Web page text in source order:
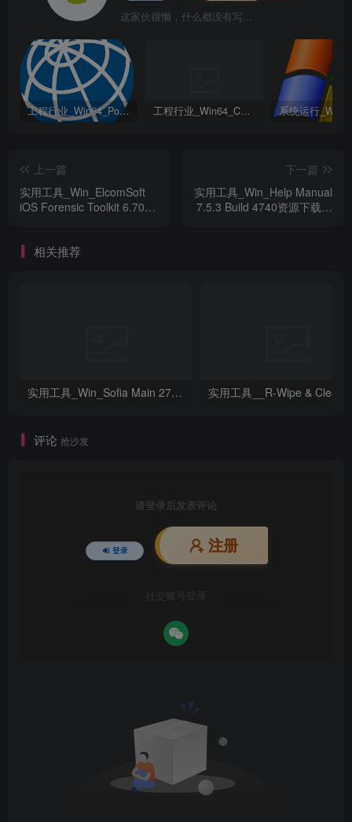
这家伙很懒，什么都没有写...
工程行业_Win64_PointWise 18.6 R2 x64资源下载地址_百度网盘迅雷BT 工程行业_Win64_Cadence Fidelity Pointwise 2024.1 x64资源下载地址_百度网盘迅雷BT
上一篇
实用工具_Win_ElcomSoft
iOS Forensic Toolkit 6.70资
下一篇
实用工具_Win_Help Manual
7.5.3 Build 4740资源下载地
相关推荐
实用工具_Win_Sofia Main 2738资源下载地址_百度网盘迅雷BT
评论 抢沙发
请登录后发表评论
登录 注册
社交账号登录